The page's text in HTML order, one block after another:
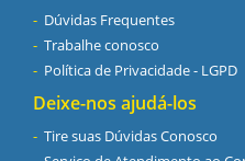
Dúvidas Frequentes
Trabalhe conosco
Política de Privacidade - LGPD
Deixe-nos ajudá-los
Tire suas Dúvidas Conosco